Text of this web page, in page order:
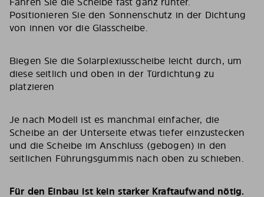
Positionieren Sie den Sonnenschutz in der Dichtung
von innen vor die Glasscheibe.
Biegen Sie die Solarplexiusscheibe leicht durch, um
diese seitlich und oben in der Türdichtung zu
platzieren
Je nach Modell ist es manchmal einfacher, die
Scheibe an der Unterseite etwas tiefer einzustecken
und die Scheibe im Anschluss (gebogen) in den
seitlichen Führungsgummis nach oben zu schieben.
Für den Einbau ist kein starker Kraftaufwand nötig.